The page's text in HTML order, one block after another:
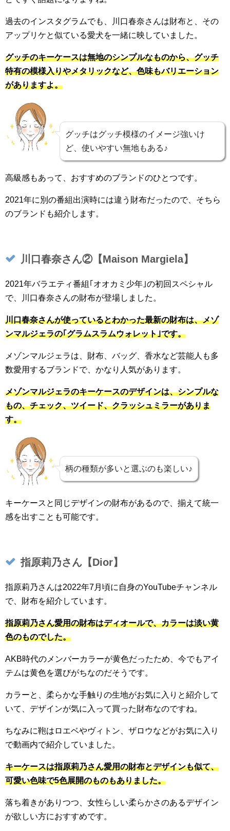
過去のインスタグラムでも、川口春奈さんは財布と、その
アップリケと似ている愛犬を一緒に映していました。
グッチのキーケースは無地のシンプルなものから、グッチ
特有の模様入りやメタリックなど、色味もバリエーション
がありますよ。
グッチはグッチ模様のイメージ強いけ
ど、使いやすい無地もある♪
高級感もあって、おすすめのブランドのひとつです。
2021年に別の番組出演時には違う財布だったので、そちら
のブランドも紹介します。
川口春奈さん②【Maison Margiela】
2021年バラエティ番組｢オオカミ少年｣の初回スペシャル
で、川口春奈さんの財布が登場しました。
川口春奈さんが使っているとわかった最新の財布は、メゾ
ンマルジェラの｢グラムスラムウォレット｣です。
メゾンマルジェラは、財布、バッグ、香水など芸能人も多
数愛用するブランドで、かなり人気があります。
メゾンマルジェラのキーケースのデザインは、シンプルな
もの、チェック、ツイード、クラッシュミラーがありま
す。
柄の種類が多いと選ぶのも楽しい♪
キーケースと同じデザインの財布があるので、揃えて統一
感を出すことも可能です。
指原莉乃さん【Dior】
指原莉乃さんは2022年7月頃に自身のYouTubeチャンネル
で、財布を紹介しています。
指原莉乃さん愛用の財布はディオールで、カラーは淡い黄
色のものでした。
AKB時代のメンバーカラーが黄色だったため、今でもアイ
テムは黄色を選びがちなのだそうです。
カラーと、柔らかな手触りの生地がお気に入りと紹介して
いて、デザインが気に入って買った財布なのですね。
ちなみに鞄はロエベやヴィトン、ザロウなどがお気に入り
で動画内で紹介していました。
キーケースは指原莉乃さん愛用の財布とデザインも似て、
可愛い色味で5色展開のものもありました。
落ち着きがありつつ、女性らしい柔らかさのあるデザイン
が欲しい方におすすめです。